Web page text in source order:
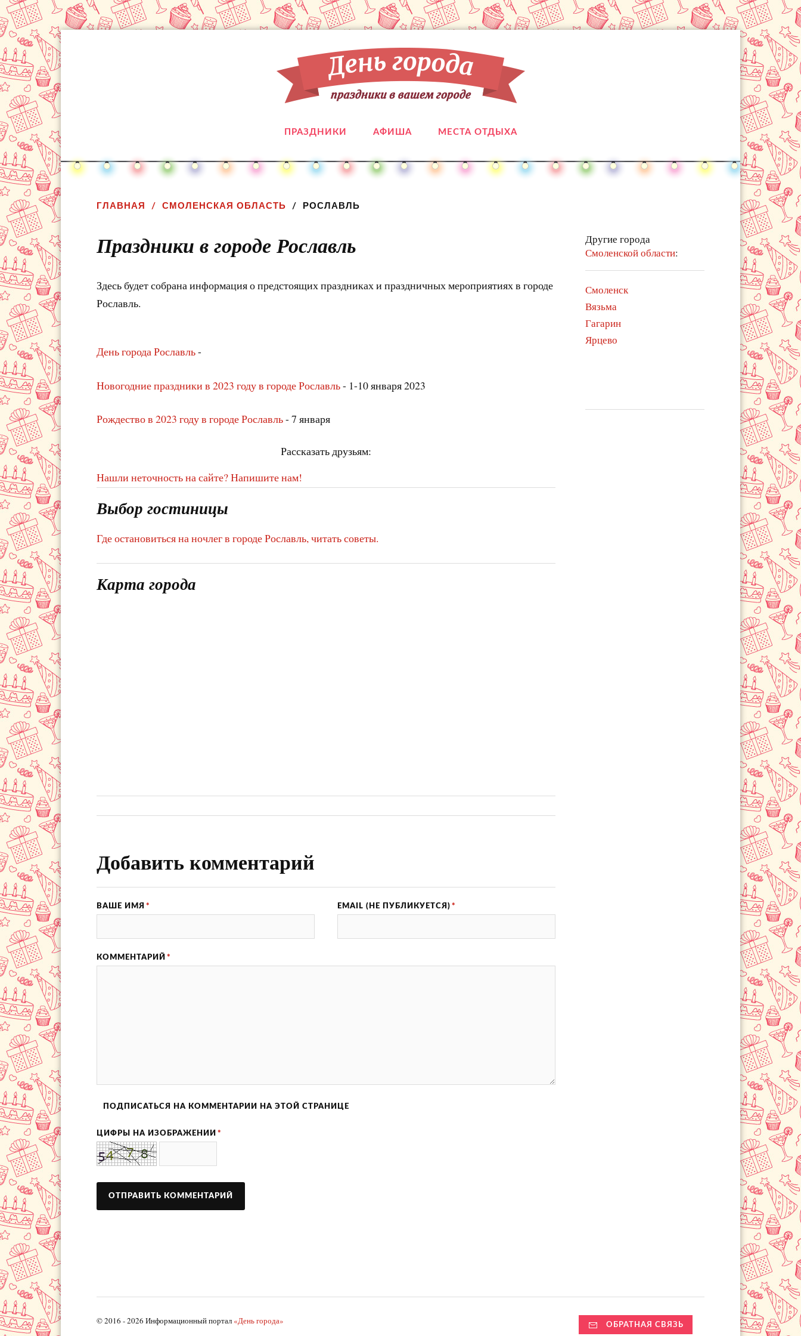
ПРАЗДНИКИ АФИША МЕСТА ОТДЫХА
ГЛАВНАЯ СМОЛЕНСКАЯ ОБЛАСТЬ РОСЛАВЛЬ
Другие города
Смоленской области:
Смоленск
Вязьма
Гагарин
Ярцево
Праздники в городе Рославль
Здесь будет собрана информация о предстоящих праздниках и праздничных мероприятиях в городе
Рославль.
День города Рославль-
Новогодние праздники в 2023 году в городе Рославль- 1-10 января 2023
Рождество в 2023 году в городе Рославль- 7 января
Рассказать друзьям:
Нашли неточность на сайте? Напишите нам!
Выбор гостиницы
Где остановиться на ночлег в городе Рославль, читать советы.
Карта города
Добавить комментарий
ВАШЕ ИМЯ * EMAIL (НЕ ПУБЛИКУЕТСЯ) *
КОММЕНТАРИЙ *
ПОДПИСАТЬСЯ НА КОММЕНТАРИИ НА ЭТОЙ СТРАНИЦЕ
ЦИФРЫ НА ИЗОБРАЖЕНИИ *
© 2016 - 2026 Информационный портал «День города» ОБРАТНАЯ СВЯЗЬ